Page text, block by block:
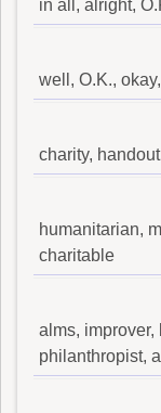
in all, alright,
well, O.K.,
charity,
humanitarian,
charitable
alms, improver,
philanthropist,